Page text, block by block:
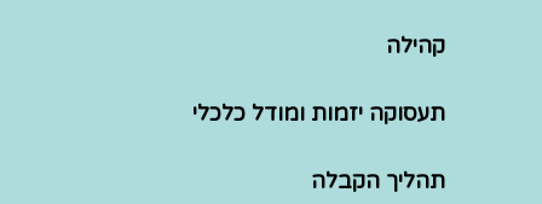
קהילה
תעסוקה יזמות ומודל כלכלי
תהליך הקבלה